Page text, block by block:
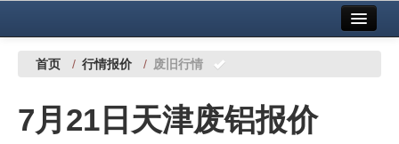
中国有色金属报社主办 广告服务
铜镍铅锌
首页 / 行情报价 / 废旧行情
7月21日天津废铝报价